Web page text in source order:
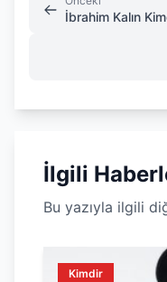
İbrahim Kalın
İlgili
Bu yazıyla ilgili
Kimdir